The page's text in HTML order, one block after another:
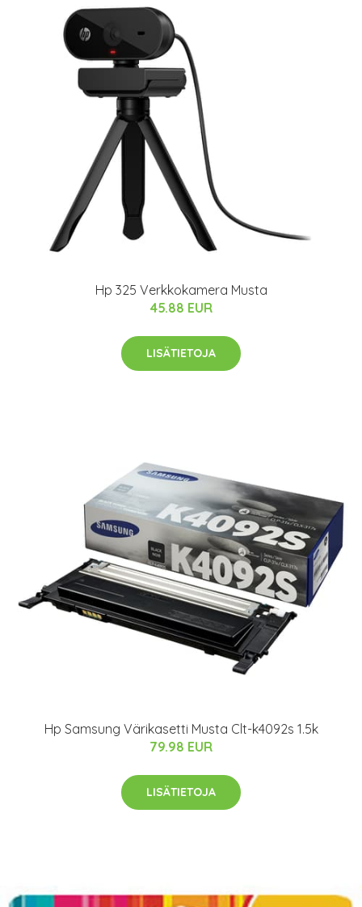
Hp 325 Verkkokamera Musta
45.88 EUR
LISÄTIETOJA
Hp Samsung Värikasetti Musta Clt-k4092s 1.5k
79.98 EUR
LISÄTIETOJA